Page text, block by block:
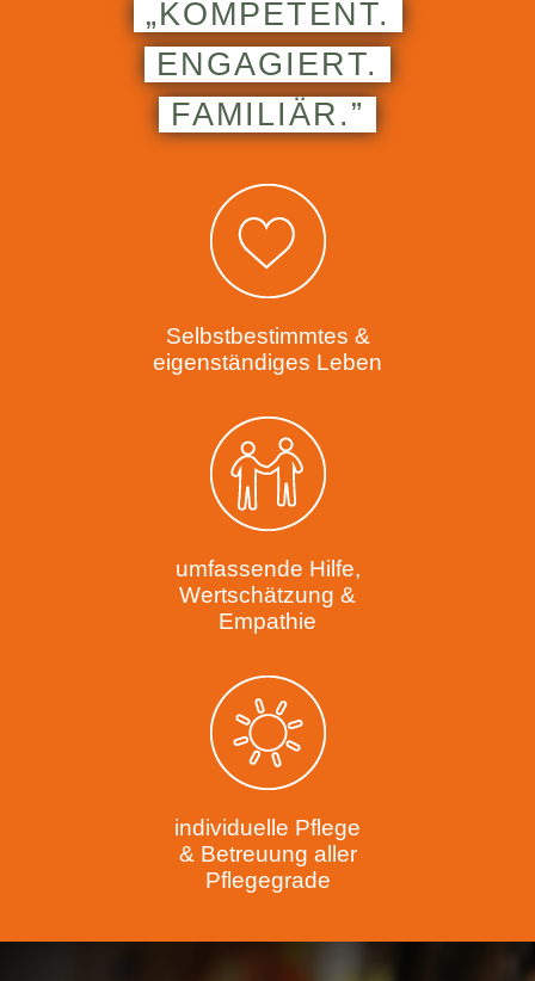
„KOMPETENT.
ENGAGIERT.
FAMILIÄR.”
Selbstbestimmtes &
eigenständiges Leben
umfassende Hilfe,
Wertschätzung &
Empathie
individuelle Pflege
& Betreuung aller
Pflegegrade